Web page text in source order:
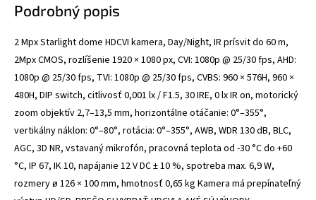
Podrobný popis
2 Mpx Starlight dome HDCVI kamera, Day/Night, IR prísvit do 60 m,
2Mpx CMOS, rozlíšenie 1920 × 1080 px, CVI: 1080p @ 25/30 fps, AHD:
1080p @ 25/30 fps, TVI: 1080p @ 25/30 fps, CVBS: 960 × 576H, 960 ×
480H, DIP switch, citlivosť 0,001 lx / F1.5, 30 IRE, 0 lx IR on, motorický
zoom objektív 2,7–13,5 mm, horizontálne otáčanie: 0°–355°,
vertikálny náklon: 0°–80°, rotácia: 0°–355°, AWB, WDR 130 dB, BLC,
AGC, 3D NR, vstavaný mikrofón, pracovná teplota od -30 °C do +60
°C, IP 67, IK 10, napájanie 12 V DC ± 10 %, spotreba max. 6,9 W,
rozmery ø 126 × 100 mm, hmotnosť 0,65 kg Kamera má prepínateľný